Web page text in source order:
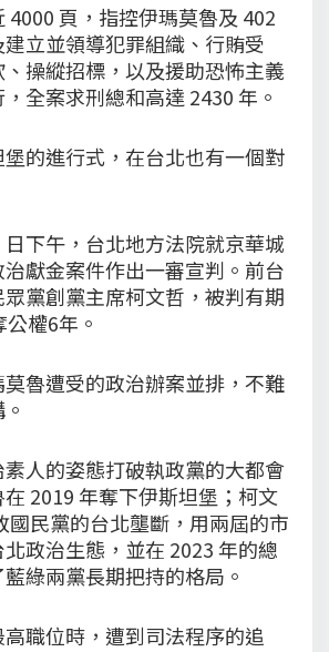
4000 頁，指控伊瑪莫魯及 402
立並領導犯罪組織、行賄受
操縱招標，以及援助恐怖主義
全案求刑總和高達 2430 年。
的進行式，在台北也有一個對
日下午，台北地方法院就京華城
獻金案件作出一審宣判。前台
黨創黨主席柯文哲，被判有期
權6年。
魯遭受的政治辦案並排，不難
人的姿態打破執政黨的大都會
2019 年奪下伊斯坦堡；柯文
國民黨的台北壟斷，用兩屆的市
政治生態，並在 2023 年的總
綠兩黨長期把持的格局。
職位時，遭到司法程序的追